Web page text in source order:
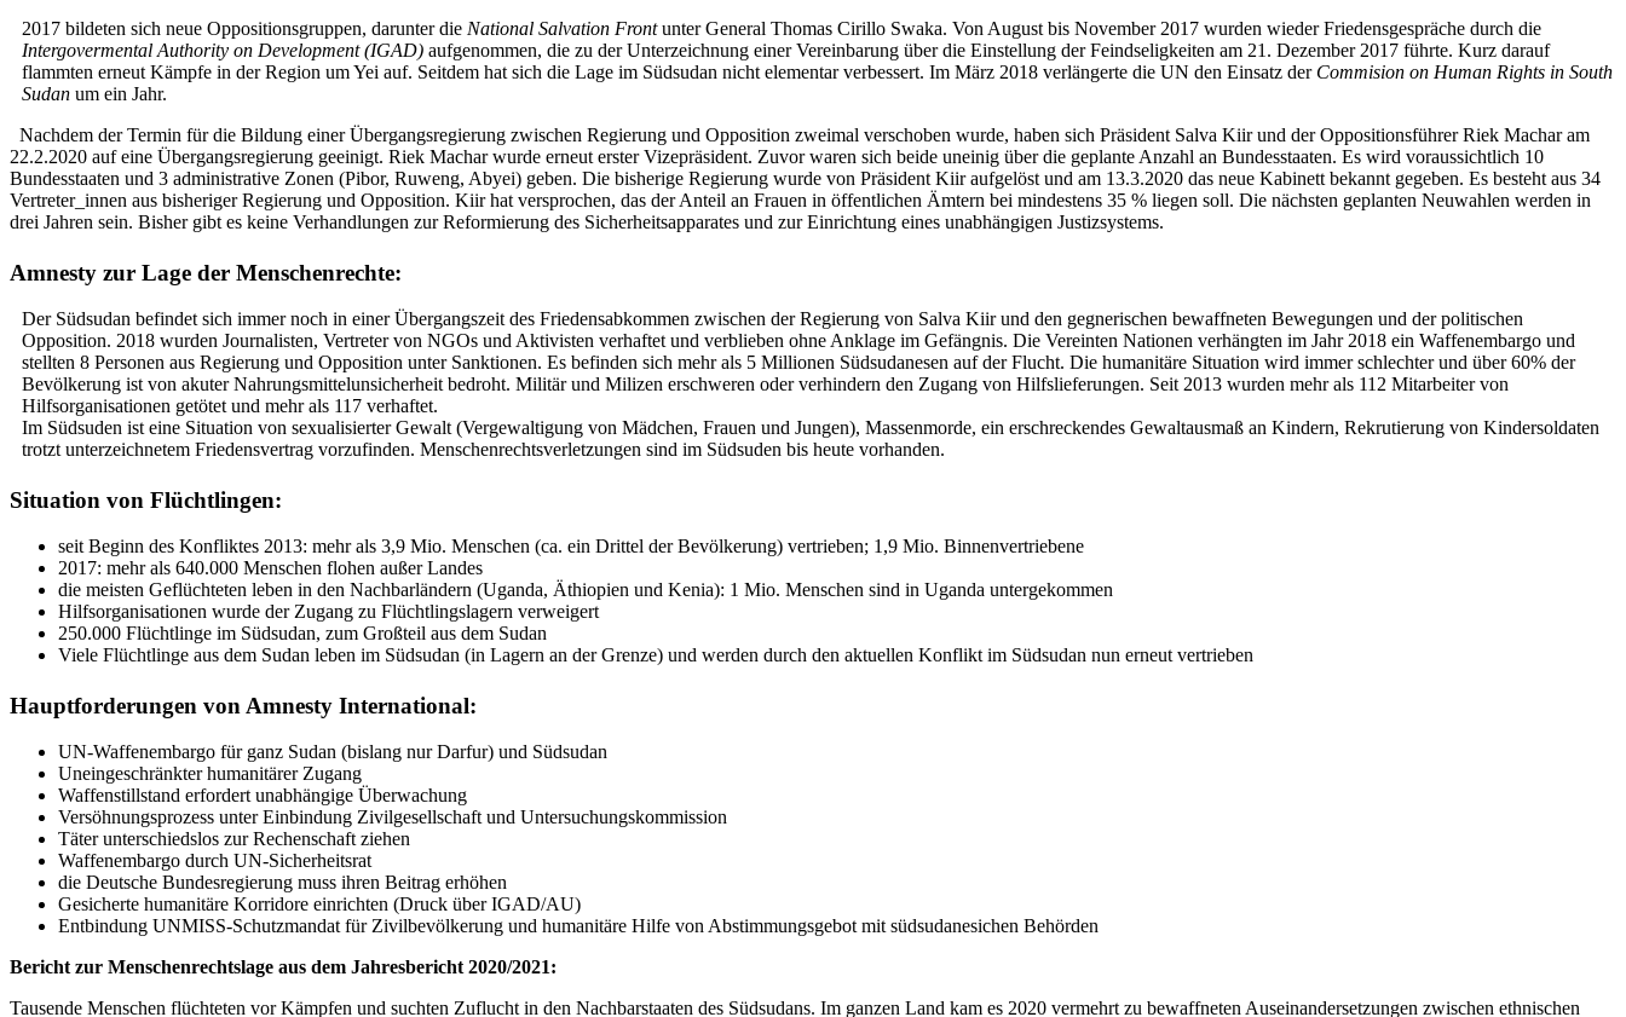
2017 bildeten sich neue Oppositionsgruppen, darunter die National Salvation Frontunter General Thomas Cirillo Swaka. Von August bis November 2017 wurden wieder Friedensgespräche durch die
Intergovermental Authority on Development (IGAD) aufgenommen, die zu der Unterzeichnung einer Vereinbarung über die Einstellung der Feindseligkeiten am 21. Dezember 2017 führte. Kurz darauf
flammten erneut Kämpfe in der Region um Yei auf. Seitdem hat sich die Lage im Südsudan nicht elementar verbessert. Im März 2018 verlängerte die UN den Einsatz der Commision on Human Rights in South
Sudan um ein Jahr.
Nachdem der Termin für die Bildung einer Übergangsregierung zwischen Regierung und Opposition zweimal verschoben wurde, haben sich Präsident Salva Kiir und der Oppositionsführer Riek Machar am
22.2.2020 auf eine Übergangsregierung geeinigt. Riek Machar wurde erneut erster Vizepräsident. Zuvor waren sich beide uneinig über die geplante Anzahl an Bundesstaaten. Es wird voraussichtlich 10
Bundesstaaten und 3 administrative Zonen (Pibor, Ruweng, Abyei) geben. Die bisherige Regierung wurde von Präsident Kiir aufgelöst und am 13.3.2020 das neue Kabinett bekannt gegeben. Es besteht aus 34
Vertreter_innen aus bisheriger Regierung und Opposition. Kiir hat versprochen, das der Anteil an Frauen in öffentlichen Ämtern bei mindestens 35 % liegen soll. Die nächsten geplanten Neuwahlen werden in
drei Jahren sein. Bisher gibt es keine Verhandlungen zur Reformierung des Sicherheitsapparates und zur Einrichtung eines unabhängigen Justizsystems.
Amnesty zur Lage der Menschenrechte:
Der Südsudan befindet sich immer noch in einer Übergangszeit des Friedensabkommen zwischen der Regierung von Salva Kiir und den gegnerischen bewaffneten Bewegungen und der politischen
Opposition. 2018 wurden Journalisten, Vertreter von NGOs und Aktivisten verhaftet und verblieben ohne Anklage im Gefängnis. Die Vereinten Nationen verhängten im Jahr 2018 ein Waffenembargo und
stellten 8 Personen aus Regierung und Opposition unter Sanktionen. Es befinden sich mehr als 5 Millionen Südsudanesen auf der Flucht. Die humanitäre Situation wird immer schlechter und über 60% der
Bevölkerung ist von akuter Nahrungsmittelunsicherheit bedroht. Militär und Milizen erschweren oder verhindern den Zugang von Hilfslieferungen. Seit 2013 wurden mehr als 112 Mitarbeiter von
Hilfsorganisationen getötet und mehr als 117 verhaftet.
Im Südsuden ist eine Situation von sexualisierter Gewalt (Vergewaltigung von Mädchen, Frauen und Jungen), Massenmorde, ein erschreckendes Gewaltausmaß an Kindern, Rekrutierung von Kindersoldaten
trotzt unterzeichnetem Friedensvertrag vorzufinden. Menschenrechtsverletzungen sind im Südsuden bis heute vorhanden.
Situation von Flüchtlingen:
seit Beginn des Konfliktes 2013: mehr als 3,9 Mio. Menschen (ca. ein Drittel der Bevölkerung) vertrieben; 1,9 Mio. Binnenvertriebene
2017: mehr als 640.000 Menschen flohen außer Landes
die meisten Geflüchteten leben in den Nachbarländern (Uganda, Äthiopien und Kenia): 1 Mio. Menschen sind in Uganda untergekommen
Hilfsorganisationen wurde der Zugang zu Flüchtlingslagern verweigert
250.000 Flüchtlinge im Südsudan, zum Großteil aus dem Sudan
Viele Flüchtlinge aus dem Sudan leben im Südsudan (in Lagern an der Grenze) und werden durch den aktuellen Konflikt im Südsudan nun erneut vertrieben
Hauptforderungen von Amnesty International:
UN-Waffenembargo für ganz Sudan (bislang nur Darfur) und Südsudan
Uneingeschränkter humanitärer Zugang
Waffenstillstand erfordert unabhängige Überwachung
Versöhnungsprozess unter Einbindung Zivilgesellschaft und Untersuchungskommission
Täter unterschiedslos zur Rechenschaft ziehen
Waffenembargo durch UN-Sicherheitsrat
die Deutsche Bundesregierung muss ihren Beitrag erhöhen
Gesicherte humanitäre Korridore einrichten (Druck über IGAD/AU)
Entbindung UNMISS-Schutzmandat für Zivilbevölkerung und humanitäre Hilfe von Abstimmungsgebot mit südsudanesichen Behörden
Bericht zur Menschenrechtslage aus dem Jahresbericht 2020/2021:
Tausende Menschen flüchteten vor Kämpfen und suchten Zuflucht in den Nachbarstaaten des Südsudans. Im ganzen Land kam es 2020 vermehrt zu bewaffneten Auseinandersetzungen zwischen ethnischen